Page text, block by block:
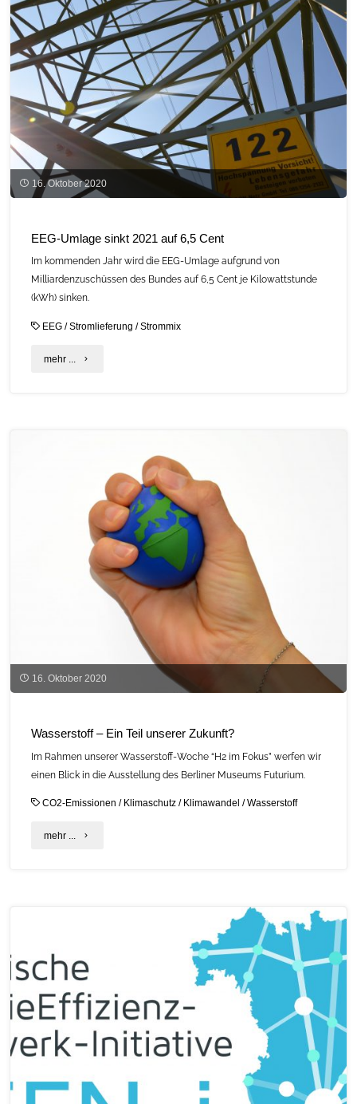
dieser
Wasserstoff
und
warum
sprechen
alle
über
ihn?“
1"
16. Oktober 2020
EEG-Umlage sinkt 2021 auf 6,5 Cent
Im kommenden Jahr wird die EEG-Umlage aufgrund von
Milliardenzuschüssen des Bundes auf 6,5 Cent je Kilowattstunde
(kWh) sinken.
EEG /Stromlieferung /Strommix
mehr ... "EEG-
Cent"
16. Oktober 2020
Wasserstoff – Ein Teil unserer Zukunft?
Im Rahmen unserer Wasserstoff-Woche “H2 im Fokus” werfen wir
einen Blick in die Ausstellung des Berliner Museums Futurium.
CO2-Emissionen / Klimaschutz / Klimawandel /Wasserstoff
mehr ... "Wasserstoff
Zukunft?"